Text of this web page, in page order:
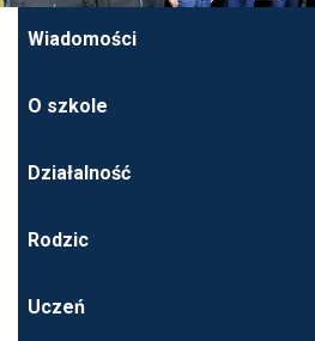
Wiadomości
O szkole
Działalność
Rodzic
Uczeń